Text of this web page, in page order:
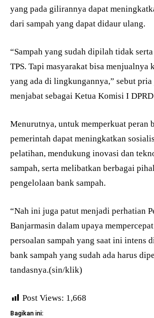
yang pada gilirannya dapat
dari sampah yang dapat didaur ulang.
“Sampah yang sudah dipilah tidak
TPS. Tapi masyarakat bisa menjualnya
yang ada di lingkungannya,” sebut
menjabat sebagai Ketua Komisi I
Menurutnya, untuk memperkuat peran
pemerintah dapat meningkatkan
pelatihan, mendukung inovasi dan
sampah, serta melibatkan berbagai
pengelolaan bank sampah.
“Nah ini juga patut menjadi perhatian
Banjarmasin dalam upaya
persoalan sampah yang saat ini intens
bank sampah yang sudah ada harus
tandasnya.(sin/klik)
Post Views: 1,668
Bagikan ini: